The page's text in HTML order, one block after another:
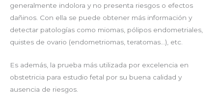
generalmente indolora y no presenta riesgos o efectos
dañinos. Con ella se puede obtener más información y
detectar patologías como miomas, pólipos endometriales,
quistes de ovario (endometriomas, teratomas…), etc.
Es además, la prueba más utilizada por excelencia en
obstetricia para estudio fetal por su buena calidad y
ausencia de riesgos.